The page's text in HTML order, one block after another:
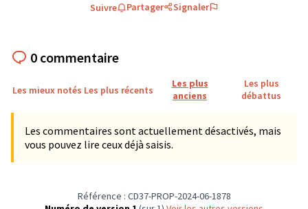
Suivre Partager Signaler
0 commentaire
Les mieux notés Les plus récents
Les plus
anciens
Les plus
débattus
Les commentaires sont actuellement désactivés, mais
vous pouvez lire ceux déjà saisis.
Référence : CD37-PROP-2024-06-1878